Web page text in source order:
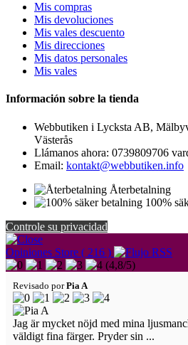
Mis compras
Mis devoluciones
Mis vales descuento
Mis direcciones
Mis datos personales
Mis vales
Información sobre la tienda
Webbutiken i Lycksta AB,
Västerås
Llámanos ahora: 0739809706
Email: kontakt@webbutiken.info
Återbetalning
100%
Controle su privacidad
Opiniones Store ( 216 )
(4,8/5)
Revisado porPia A
Jag är mycket nöjd med mina
väldigt fina färger. Pryder sin ...